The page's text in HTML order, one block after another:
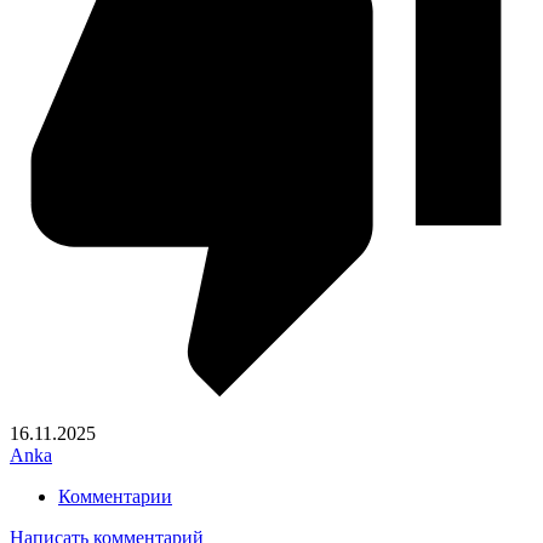
16.11.2025
Anka
Комментарии
Написать комментарий